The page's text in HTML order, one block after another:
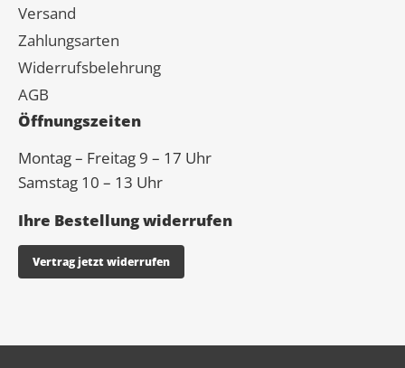
Versand
Zahlungsarten
Widerrufsbelehrung
AGB
Öffnungszeiten
Montag – Freitag 9 – 17 Uhr
Samstag 10 – 13 Uhr
Ihre Bestellung widerrufen
Vertrag jetzt widerrufen